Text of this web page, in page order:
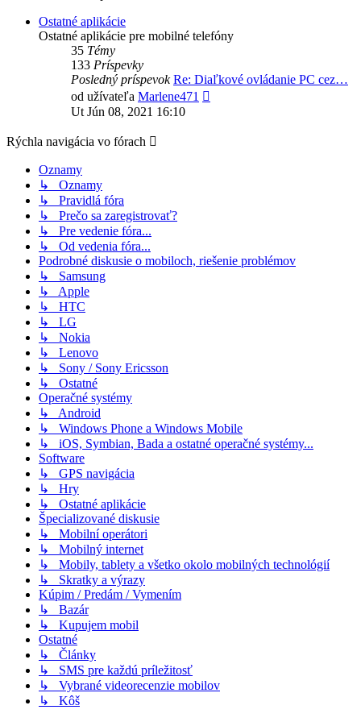
Ostatné aplikácie
Ostatné aplikácie pre mobilné telefóny
35 Témy
133 Príspevky
Posledný príspevok Re: Diaľkové ovládanie PC cez…
od užívateľa Marlene471
Ut Jún 08, 2021 16:10
Rýchla navigácia vo fórach
Oznamy
↳ Oznamy
↳ Pravidlá fóra
↳ Prečo sa zaregistrovať?
↳ Pre vedenie fóra...
↳ Od vedenia fóra...
Podrobné diskusie o mobiloch, riešenie problémov
↳ Samsung
↳ Apple
↳ HTC
↳ LG
↳ Nokia
↳ Lenovo
↳ Sony / Sony Ericsson
↳ Ostatné
Operačné systémy
↳ Android
↳ Windows Phone a Windows Mobile
↳ iOS, Symbian, Bada a ostatné operačné systémy...
Software
↳ GPS navigácia
↳ Hry
↳ Ostatné aplikácie
Špecializované diskusie
↳ Mobilní operátori
↳ Mobilný internet
↳ Mobily, tablety a všetko okolo mobilných technológií
↳ Skratky a výrazy
Kúpim / Predám / Vymením
↳ Bazár
↳ Kupujem mobil
Ostatné
↳ Články
↳ SMS pre každú príležitosť
↳ Vybrané videorecenzie mobilov
↳ Kôš